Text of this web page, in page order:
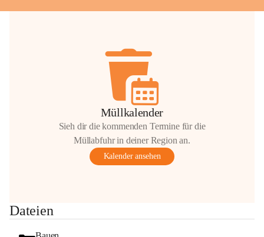
anrainer-service@omv.com
Bei Fragen, Anliegen oder Beschwerden.
Die OMV wird im Zuge von
Müllkalender
Sieh dir die kommenden Termine für die
Müllabfuhr in deiner Region an.
Kalender ansehen
Dateien